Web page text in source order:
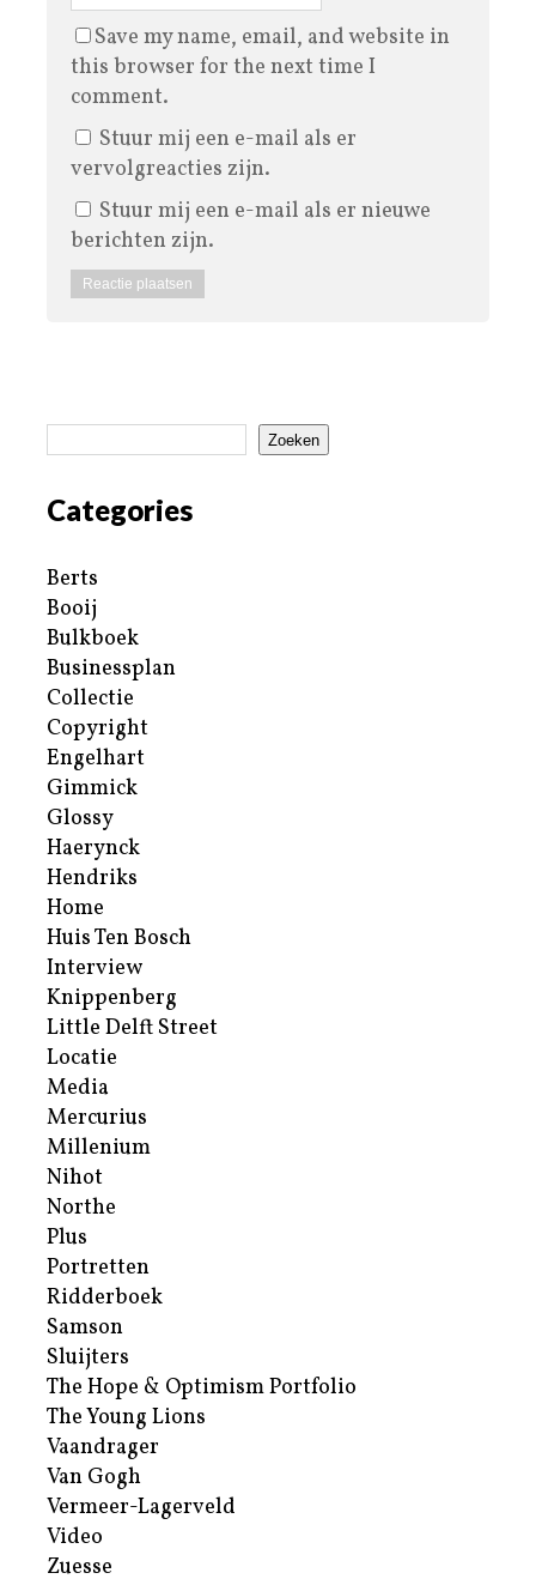
Save my name, email, and website in
this browser for the next time I
comment.
Stuur mij een e-mail als er
vervolgreacties zijn.
Stuur mij een e-mail als er nieuwe
berichten zijn.
Zoeken
Categories
Berts
Booij
Bulkboek
Businessplan
Collectie
Copyright
Engelhart
Gimmick
Glossy
Haerynck
Hendriks
Home
Huis Ten Bosch
Interview
Knippenberg
Little Delft Street
Locatie
Media
Mercurius
Millenium
Nihot
Northe
Plus
Portretten
Ridderboek
Samson
Sluijters
The Hope & Optimism Portfolio
The Young Lions
Vaandrager
Van Gogh
Vermeer-Lagerveld
Video
Zuesse